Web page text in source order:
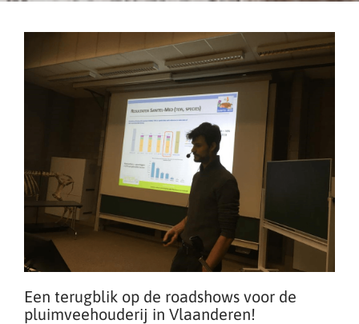
Een terugblik op de roadshows voor de
pluimveehouderij in Vlaanderen!